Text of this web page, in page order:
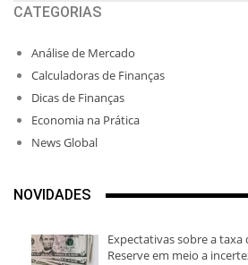
CATEGORIAS
Análise de Mercado
Calculadoras de Finanças
Dicas de Finanças
Economia na Prática
News Global
NOVIDADES
Expectativas sobre a taxa
Reserve em meio a